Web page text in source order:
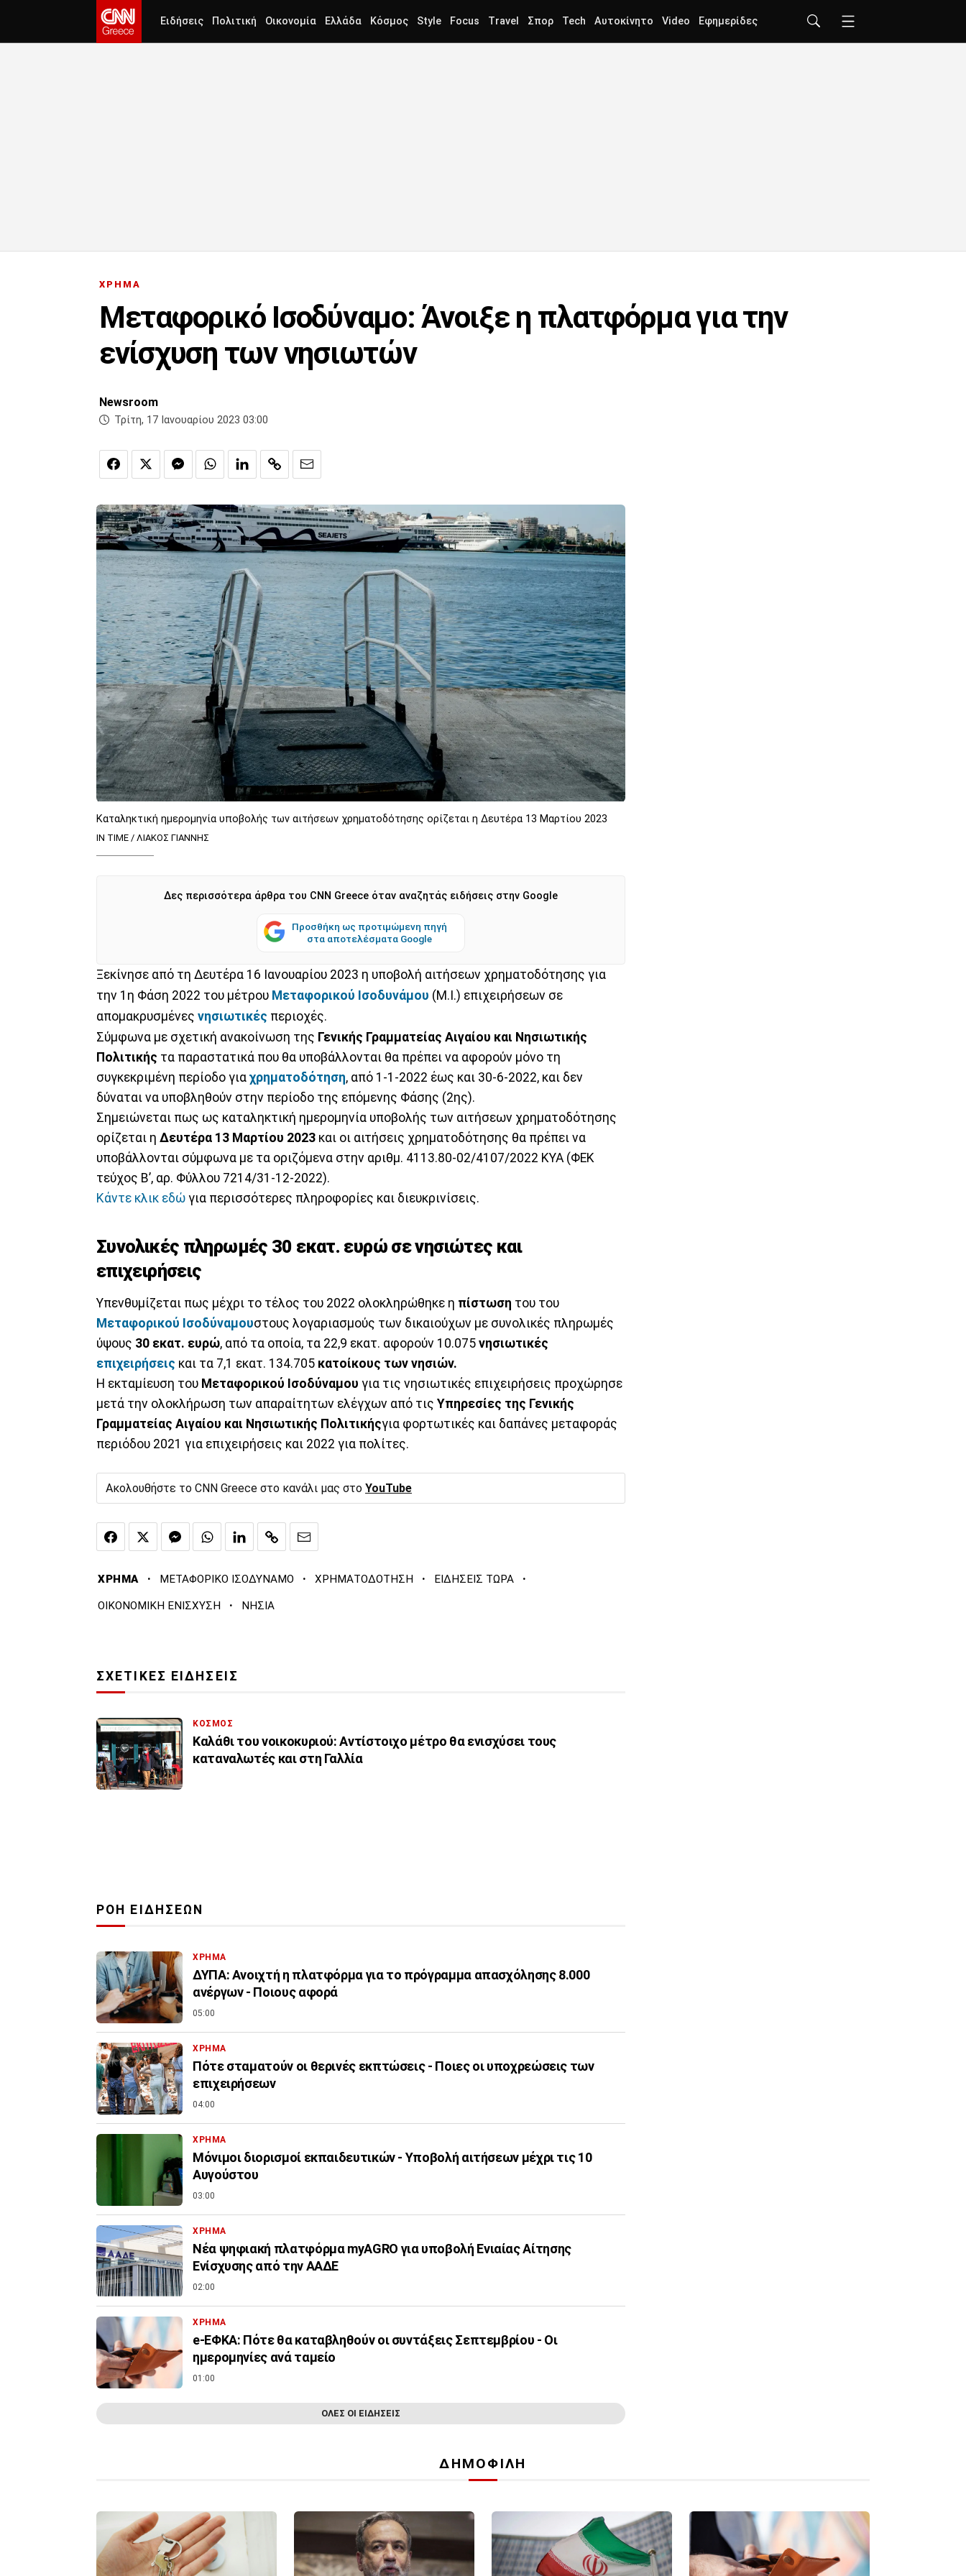
Ειδήσεις Πολιτική Οικονομία Ελλάδα Κόσμος Style Focus Travel Σπορ Tech Αυτοκίνητο Video Εφημερίδες
ΧΡΗΜΑ
Μεταφορικό Ισοδύναμο: Άνοιξε η πλατφόρμα για την
ενίσχυση των νησιωτών
Newsroom
Τρίτη, 17 Ιανουαρίου 2023 03:00
Καταληκτική ημερομηνία υποβολής των αιτήσεων χρηματοδότησης ορίζεται η Δευτέρα 13 Μαρτίου 2023
IN TIME / ΛΙΑΚΟΣ ΓΙΑΝΝΗΣ
Δες περισσότερα άρθρα του CNN Greece όταν αναζητάς ειδήσεις στην Google
Προσθήκη ως προτιμώμενη πηγή
στα αποτελέσματα Google
Ξεκίνησε από τη Δευτέρα 16 Ιανουαρίου 2023 η υποβολή αιτήσεων χρηματοδότησης για
την 1η Φάση 2022 του μέτρου Μεταφορικού Ισοδυνάμου (Μ.Ι.) επιχειρήσεων σε
απομακρυσμένες νησιωτικές περιοχές.
Σύμφωνα με σχετική ανακοίνωση της Γενικής Γραμματείας Αιγαίου και Νησιωτικής
Πολιτικής τα παραστατικά που θα υποβάλλονται θα πρέπει να αφορούν μόνο τη
συγκεκριμένη περίοδο για χρηματοδότηση, από 1-1-2022 έως και 30-6-2022, και δεν
δύναται να υποβληθούν στην περίοδο της επόμενης Φάσης (2ης).
Σημειώνεται πως ως καταληκτική ημερομηνία υποβολής των αιτήσεων χρηματοδότησης
ορίζεται η Δευτέρα 13 Μαρτίου 2023 και οι αιτήσεις χρηματοδότησης θα πρέπει να
υποβάλλονται σύμφωνα με τα οριζόμενα στην αριθμ. 4113.80-02/4107/2022 ΚΥΑ (ΦΕΚ
τεύχος Β’, αρ. Φύλλου 7214/31-12-2022).
Κάντε κλικ εδώ για περισσότερες πληροφορίες και διευκρινίσεις.
Συνολικές πληρωμές 30 εκατ. ευρώ σε νησιώτες και
επιχειρήσεις
Υπενθυμίζεται πως μέχρι το τέλος του 2022 ολοκληρώθηκε η πίστωση του του
Μεταφορικού Ισοδύναμουστους λογαριασμούς των δικαιούχων με συνολικές πληρωμές
ύψους 30 εκατ. ευρώ, από τα οποία, τα 22,9 εκατ. αφορούν 10.075 νησιωτικές
επιχειρήσεις και τα 7,1 εκατ. 134.705 κατοίκους των νησιών.
Η εκταμίευση του Μεταφορικού Ισοδύναμου για τις νησιωτικές επιχειρήσεις προχώρησε
μετά την ολοκλήρωση των απαραίτητων ελέγχων από τις Υπηρεσίες της Γενικής
Γραμματείας Αιγαίου και Νησιωτικής Πολιτικήςγια φορτωτικές και δαπάνες μεταφοράς
περιόδου 2021 για επιχειρήσεις και 2022 για πολίτες.
Ακολουθήστε το CNN Greece στο κανάλι μας στο YouTube
ΧΡΗΜΑ · ΜΕΤΑΦΟΡΙΚΟ ΙΣΟΔΥΝΑΜΟ · ΧΡΗΜΑΤΟΔΟΤΗΣΗ · ΕΙΔΗΣΕΙΣ ΤΩΡΑ ·
ΟΙΚΟΝΟΜΙΚΗ ΕΝΙΣΧΥΣΗ · ΝΗΣΙΑ
ΣΧΕΤΙΚΕΣ ΕΙΔΗΣΕΙΣ
ΚΟΣΜΟΣ
Καλάθι του νοικοκυριού: Αντίστοιχο μέτρο θα ενισχύσει τους
καταναλωτές και στη Γαλλία
ΡΟΗ ΕΙΔΗΣΕΩΝ
ΧΡΗΜΑ
ΔΥΠΑ: Ανοιχτή η πλατφόρμα για το πρόγραμμα απασχόλησης 8.000
ανέργων - Ποιους αφορά
05:00
ΧΡΗΜΑ
Πότε σταματούν οι θερινές εκπτώσεις - Ποιες οι υποχρεώσεις των
επιχειρήσεων
04:00
ΧΡΗΜΑ
Μόνιμοι διορισμοί εκπαιδευτικών - Υποβολή αιτήσεων μέχρι τις 10
Αυγούστου
03:00
ΧΡΗΜΑ
Νέα ψηφιακή πλατφόρμα myAGRO για υποβολή Ενιαίας Αίτησης
Ενίσχυσης από την ΑΑΔΕ
02:00
ΧΡΗΜΑ
e-ΕΦΚΑ: Πότε θα καταβληθούν οι συντάξεις Σεπτεμβρίου - Οι
ημερομηνίες ανά ταμείο
01:00
ΟΛΕΣ ΟΙ ΕΙΔΗΣΕΙΣ
ΔΗΜΟΦΙΛΗ